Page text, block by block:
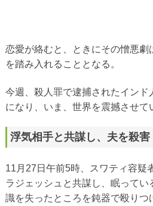
恋愛が絡むと、ときにその憎悪劇
を踏み入れることとなる。
今週、殺人罪で逮捕されたインド
になり、いま、世界を震撼させて
浮気相手と共謀し、夫を殺害
11月27日午前5時、スワティ容疑
ラジェッシュと共謀し、眠って
識を失ったところを鈍器で殴りつ